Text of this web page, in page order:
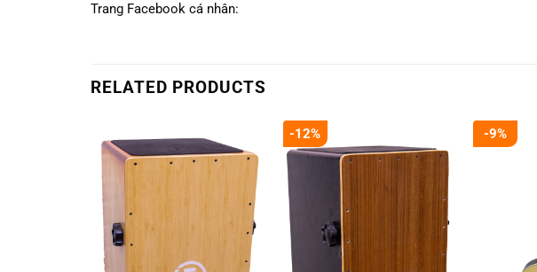
Trang Facebook cá nhân:
RELATED PRODUCTS
-12% -9%